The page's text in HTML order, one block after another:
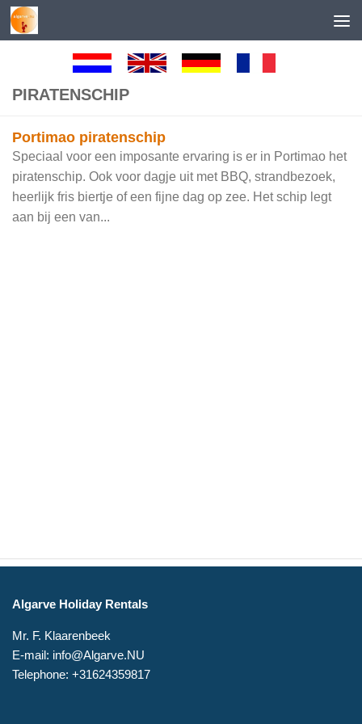
Skip to content
PIRATENSCHIP
Portimao piratenschip
Speciaal voor een imposante ervaring is er in Portimao het
piratenschip. Ook voor dagje uit met BBQ, strandbezoek,
heerlijk fris biertje of een fijne dag op zee. Het schip legt
aan bij een van...
Algarve Holiday Rentals
Mr. F. Klaarenbeek
E-mail: info@Algarve.NU
Telephone: +31624359817